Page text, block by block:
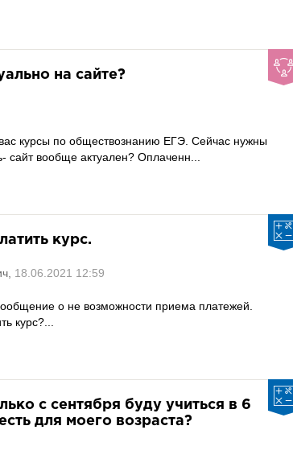
на сайте?
курсы по обществознанию ЕГЭ. Сейчас нужны
сайт вообще актуален? Оплаченн...
курс.
18.06.2021 12:59
о не возможности приема платежей.
курс?...
с сентября буду учиться в 6
для моего возраста?